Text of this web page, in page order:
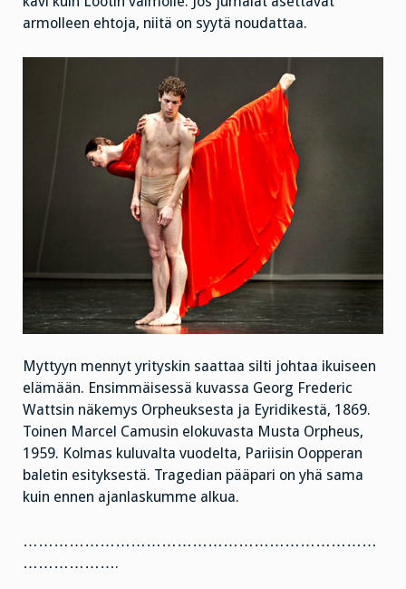
armolleen ehtoja, niitä on syytä noudattaa.
Myttyyn mennyt yrityskin saattaa silti johtaa ikuiseen
elämään. Ensimmäisessä kuvassa Georg Frederic
Wattsin näkemys Orpheuksesta ja Eyridikestä, 1869.
Toinen Marcel Camusin elokuvasta Musta Orpheus,
1959. Kolmas kuluvalta vuodelta, Pariisin Oopperan
baletin esityksestä. Tragedian pääpari on yhä sama
kuin ennen ajanlaskumme alkua.
……………………………………………………………
……………….